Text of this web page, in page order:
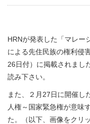
HRNが発表した「マレ
による先住民族の権利侵
26日付）に掲載されまし
読み下さい。
また、２月27日に開催し
人権～国家緊急権が意味
た。（以下、画像をクリ